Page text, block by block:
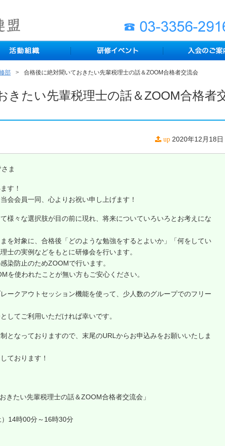
部 合格後に絶対聞いておきたい先輩税理士の話＆ZOOM合格者交流会
きたい先輩税理士の話＆ZOOM合格者
up 2020年12月18日
ま
す！
会会員一同、心よりお祝い申し上げます！
様々な選択肢が目の前に現れ、将来についていろいろとお考えにな
を対象に、合格後「どのような勉強をするとよいか」「何をしてい
士の実例などをもとに研修会を行います。
染防止のためZOOMで行います。
を使われたことが無い方もご安心ください。
ークアウトセッション機能を使って、少人数のグループでのフリー
してご利用いただければ幸いです。
となっておりますので、末尾のURLからお申込みをお願いいたしま
ております！
たい先輩税理士の話＆ZOOM合格者交流会」
14時00分～16時30分